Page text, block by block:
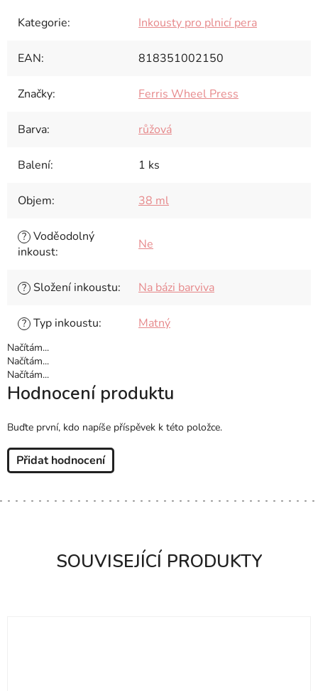
SOUVISEJÍCÍ PRODUKTY
Kategorie: Inkousty pro plnicí pera
EAN: 818351002150
Značky: Ferris Wheel Press
Barva: růžová
Balení: 1 ks
Objem: 38 ml
? Voděodolný
inkoust: Ne
? Složení inkoustu: Na bázi barviva
? Typ inkoustu: Matný
Načítám...
Načítám...
Načítám...
Hodnocení produktu
Buďte první, kdo napíše příspěvek k této položce.
Přidat hodnocení